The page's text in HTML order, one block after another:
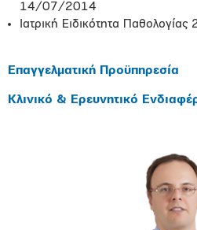
14/07/2014
Ιατρική Ειδικότητα
Επαγγελματική Προϋπηρεσία
Κλινικό & Ερευνητικό